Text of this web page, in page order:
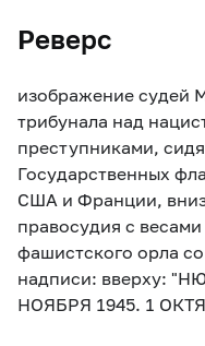
Реверс
изображение судей
трибунала над
преступниками,
Государственных
США и Франции,
правосудия с
фашистского орла
надписи: вверху:
НОЯБРЯ 1945. 1